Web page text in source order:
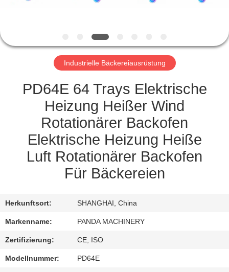
SIE
MIT
VERBINDUNG
NACHRICHTEN
FORDERN
EIN
ZITAT
Industrielle Bäckereiausrüstung
PD64E 64 Trays Elektrische
Heizung Heißer Wind
Rotationärer Backofen
Elektrische Heizung Heiße
Luft Rotationärer Backofen
Für Bäckereien
Herkunftsort: SHANGHAI, China
Markenname: PANDA MACHINERY
Zertifizierung: CE, ISO
Modellnummer: PD64E